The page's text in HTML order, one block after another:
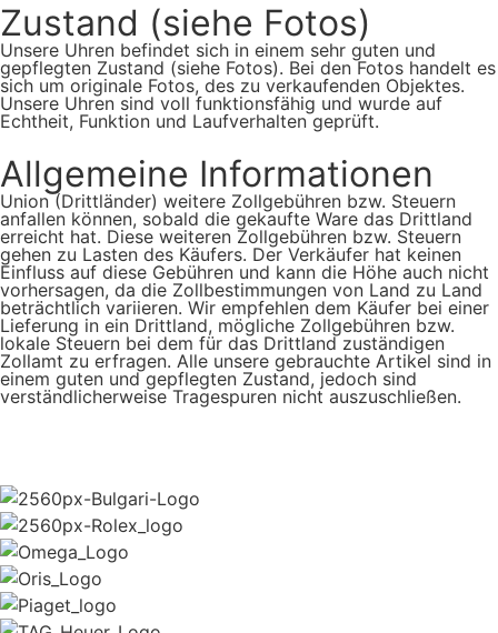
Zustand (siehe Fotos)
Unsere Uhren befindet sich in einem sehr guten und
gepflegten Zustand (siehe Fotos). Bei den Fotos handelt es
sich um originale Fotos, des zu verkaufenden Objektes.
Unsere Uhren sind voll funktionsfähig und wurde auf
Echtheit, Funktion und Laufverhalten geprüft.
Allgemeine Informationen
Union (Drittländer) weitere Zollgebühren bzw. Steuern
anfallen können, sobald die gekaufte Ware das Drittland
erreicht hat. Diese weiteren Zollgebühren bzw. Steuern
gehen zu Lasten des Käufers. Der Verkäufer hat keinen
Einfluss auf diese Gebühren und kann die Höhe auch nicht
vorhersagen, da die Zollbestimmungen von Land zu Land
beträchtlich variieren. Wir empfehlen dem Käufer bei einer
Lieferung in ein Drittland, mögliche Zollgebühren bzw.
lokale Steuern bei dem für das Drittland zuständigen
Zollamt zu erfragen. Alle unsere gebrauchte Artikel sind in
einem guten und gepflegten Zustand, jedoch sind
verständlicherweise Tragespuren nicht auszuschließen.